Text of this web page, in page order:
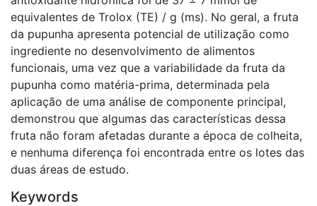
equivalentes de Trolox (TE) / g (ms). No geral, a fruta
da pupunha apresenta potencial de utilização como
ingrediente no desenvolvimento de alimentos
funcionais, uma vez que a variabilidade da fruta da
pupunha como matéria-prima, determinada pela
aplicação de uma análise de componente principal,
demonstrou que algumas das características dessa
fruta não foram afetadas durante a época de colheita,
e nenhuma diferença foi encontrada entre os lotes das
duas áreas de estudo.
Keywords